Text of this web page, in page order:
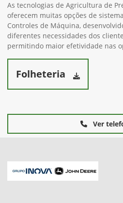
As tecnologias de Agricultura de
oferecem muitas opções de
Controles de Máquina,
diferentes necessidades dos
permitindo maior efetividade nas
Folheteria
Ver